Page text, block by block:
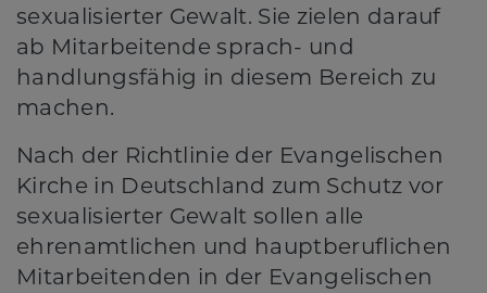
sexualisierter Gewalt. Sie zielen darauf
ab Mitarbeitende sprach- und
handlungsfähig in diesem Bereich zu
machen.
Nach der Richtlinie der Evangelischen
Kirche in Deutschland zum Schutz vor
sexualisierter Gewalt sollen alle
ehrenamtlichen und hauptberuflichen
Mitarbeitenden in der Evangelischen